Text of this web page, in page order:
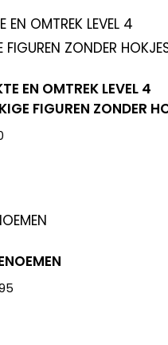
EN OMTREK LEVEL 4
FIGUREN ZONDER